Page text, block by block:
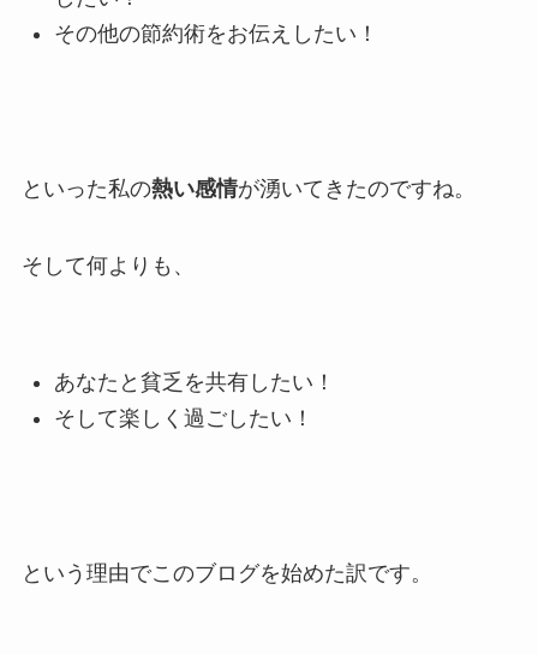
その他の節約術をお伝えしたい！
といった私の熱い感情が湧いてきたのですね。
そして何よりも、
あなたと貧乏を共有したい！
そして楽しく過ごしたい！
という理由でこのブログを始めた訳です。